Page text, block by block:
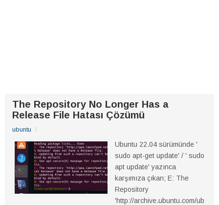
The Repository No Longer Has a
Release File Hatası Çözümü
ubuntu
Ubuntu 22.04 sürümünde '
sudo apt-get update' / ' sudo
apt update' yazınca
karşımıza çıkan; E: The
Repository
'http://archive.ubuntu.com/ub